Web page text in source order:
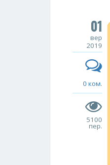
01
вер
2019
0 ком.
5100
пер.